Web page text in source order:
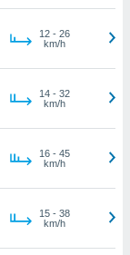
12- 26
km/h
14- 32
km/h
16- 45
km/h
15- 38
km/h